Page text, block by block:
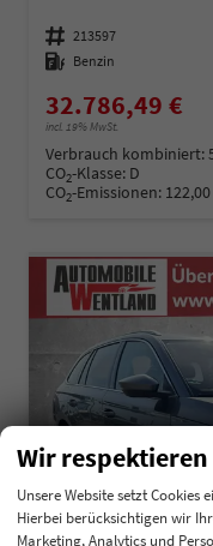
Fahrzeugnummer 213597
Kraftstoff Benzin
32.786,49 €
incl. 19% MwSt.
Verbrauch kombiniert:
CO2-Klasse: D
CO2-Emissionen:
Wir
Unsere Website setzt Cookies
Hierbei berücksichtigen wir
Marketing, Analytics und